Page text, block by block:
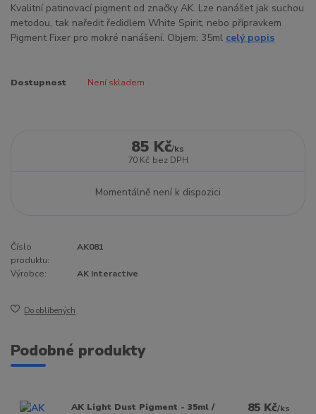
Kvalitní patinovací pigment od značky AK. Lze nanášet jak suchou
metodou, tak naředit ředidlem White Spirit, nebo přípravkem
Pigment Fixer pro mokré nanášení. Objem: 35ml celý popis
Dostupnost Není skladem
85 Kč/ks
70 Kč bez DPH
Momentálně není k dispozici
Číslo
produktu:
AK081
Výrobce: AK Interactive
Do oblíbených
Podobné produkty
AK Light Dust Pigment - 35ml /
85 Kč/ks